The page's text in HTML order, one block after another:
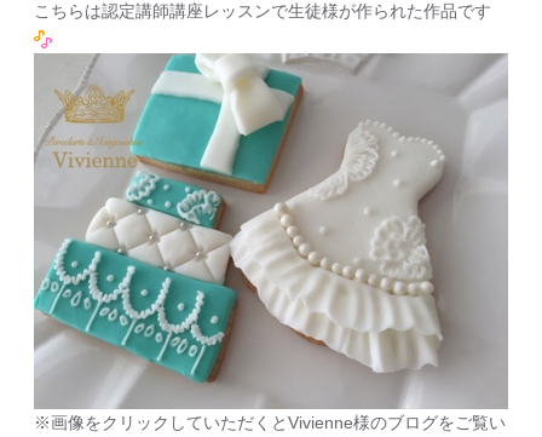
こちらは認定講師講座レッスンで生徒様が作られた作品です
※画像をクリックしていただくとVivienne様のブログをご覧い